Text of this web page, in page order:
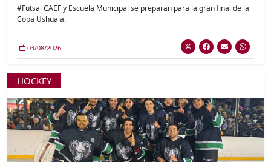
#Futsal CAEF y Escuela Municipal se preparan para la gran final de la
Copa Ushuaia.
03/08/2026
HOCKEY